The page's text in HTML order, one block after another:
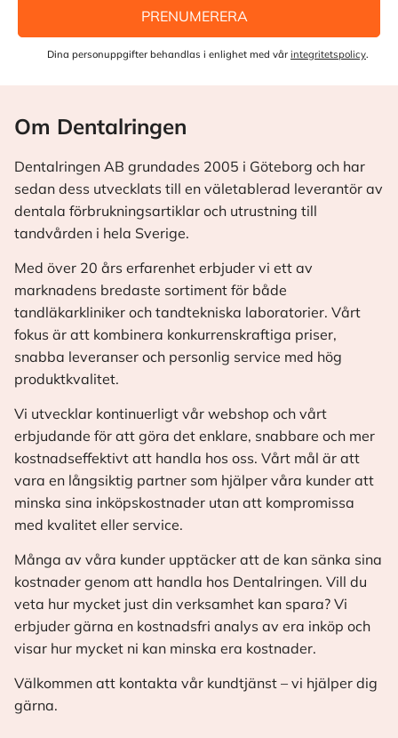
PRENUMERERA
Dina personuppgifter behandlas i enlighet med vår integritetspolicy.
Om Dentalringen
Dentalringen AB grundades 2005 i Göteborg och har
sedan dess utvecklats till en väletablerad leverantör av
dentala förbrukningsartiklar och utrustning till
tandvården i hela Sverige.
Med över 20 års erfarenhet erbjuder vi ett av
marknadens bredaste sortiment för både
tandläkarkliniker och tandtekniska laboratorier. Vårt
fokus är att kombinera konkurrenskraftiga priser,
snabba leveranser och personlig service med hög
produktkvalitet.
Vi utvecklar kontinuerligt vår webshop och vårt
erbjudande för att göra det enklare, snabbare och mer
kostnadseffektivt att handla hos oss. Vårt mål är att
vara en långsiktig partner som hjälper våra kunder att
minska sina inköpskostnader utan att kompromissa
med kvalitet eller service.
Många av våra kunder upptäcker att de kan sänka sina
kostnader genom att handla hos Dentalringen. Vill du
veta hur mycket just din verksamhet kan spara? Vi
erbjuder gärna en kostnadsfri analys av era inköp och
visar hur mycket ni kan minska era kostnader.
Välkommen att kontakta vår kundtjänst – vi hjälper dig
gärna.